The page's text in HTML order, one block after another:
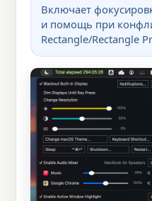
Включает
и помощь при
Rectangle/Rectangle